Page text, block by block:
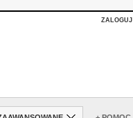
ZALOGUJ